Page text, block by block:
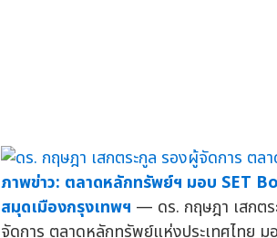
ภาพข่าว: ตลาดหลักทรัพย์ฯ มอบ SET
สมุดเมืองกรุงเทพฯ — ดร. กฤษฎา เสกต
จัดการ ตลาดหลักทรัพย์แห่งประเทศไทย ม